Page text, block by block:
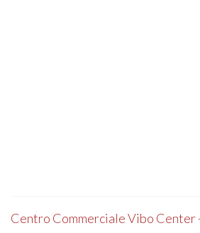
Centro Commerciale Vibo Center